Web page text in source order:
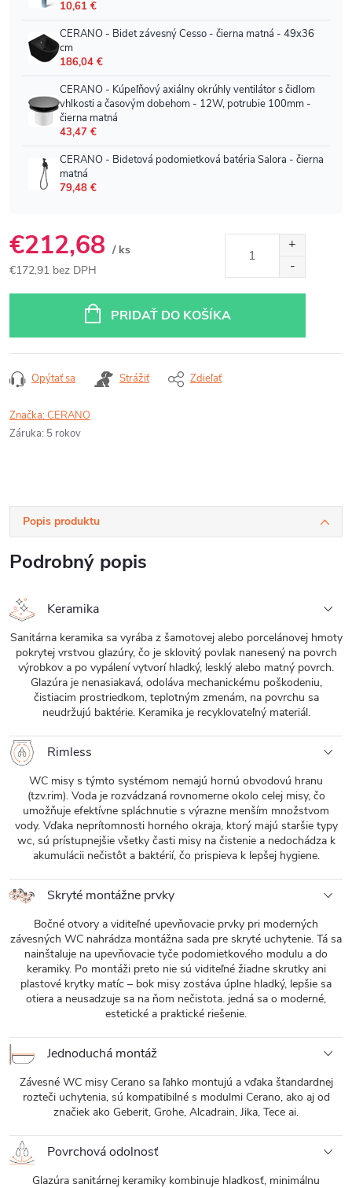
€212,68 / ks
€172,91 bez DPH
PRIDAŤ DO KOŠÍKA
Opýtať sa Strážiť Zdieľať
Značka:CERANO
Záruka: 5 rokov
Popis produktu
Podrobný popis
Keramika
Sanitárna keramika sa vyrába z šamotovej alebo porcelánovej hmoty
pokrytej vrstvou glazúry, čo je sklovitý povlak nanesený na povrch
výrobkov a po vypálení vytvorí hladký, lesklý alebo matný povrch.
Glazúra je nenasiakavá, odoláva mechanickému poškodeniu,
čistiacim prostriedkom, teplotným zmenám, na povrchu sa
neudržujú baktérie. Keramika je recyklovateľný materiál.
Rimless
WC misy s týmto systémom nemajú hornú obvodovú hranu
(tzv.rim). Voda je rozvádzaná rovnomerne okolo celej misy, čo
umožňuje efektívne spláchnutie s výrazne menším množstvom
vody. Vďaka neprítomnosti horného okraja, ktorý majú staršie typy
wc, sú prístupnejšie všetky časti misy na čistenie a nedochádza k
akumulácii nečistôt a baktérií, čo prispieva k lepšej hygiene.
Skryté montážne prvky
Bočné otvory a viditeľné upevňovacie prvky pri moderných
závesných WC nahrádza montážna sada pre skryté uchytenie. Tá sa
nainštaluje na upevňovacie tyče podomietkového modulu a do
keramiky. Po montáži preto nie sú viditeľné žiadne skrutky ani
plastové krytky matíc – bok misy zostáva úplne hladký, lepšie sa
otiera a neusadzuje sa na ňom nečistota. jedná sa o moderné,
estetické a praktické riešenie.
Jednoduchá montáž
Závesné WC misy Cerano sa ľahko montujú a vďaka štandardnej
rozteči uchytenia, sú kompatibilné s modulmi Cerano, ako aj od
značiek ako Geberit, Grohe, Alcadrain, Jika, Tece ai.
Povrchová odolnosť
Glazúra sanitárnej keramiky kombinuje hladkosť, minimálnu